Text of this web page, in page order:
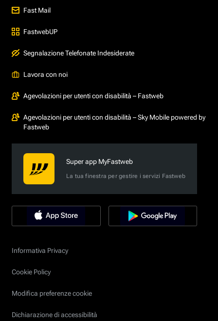
Fast Mail
FastwebUP
Segnalazione Telefonate Indesiderate
Lavora con noi
Agevolazioni per utenti con disabilità – Fastweb
Agevolazioni per utenti con disabilità – Sky Mobile powered by
Fastweb
Super app MyFastweb
La tua finestra per gestire i servizi Fastweb
Informativa Privacy
Cookie Policy
Modifica preferenze cookie
Dichiarazione di accessibilità